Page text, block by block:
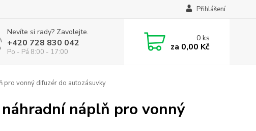
Přihlášení
Nevíte si rady? Zavolejte.
+420 728 830 042
Po - Pá 8:00 - 17:00
0ks
za 0,00 Kč
pro vonný difuzér do autozásuvky
náplň pro vonný